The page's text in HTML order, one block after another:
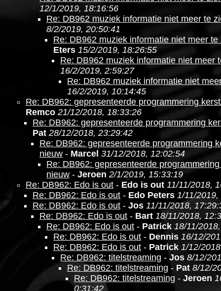
12/1/2019, 18:16:56
Re: DB962 muziek informatie niet meer te
8/2/2019, 20:50:41
Re: DB962 muziek informatie niet meer te
Eters 15/2/2019, 18:26:55
Re: DB962 muziek informatie niet meer
16/2/2019, 2:59:27
Re: DB962 muziek informatie niet
16/2/2019, 10:14:45
Re: DB962: gepresenteerde programmering
Remco 21/12/2018, 18:33:26
Re: DB962: gepresenteerde programmering
Pat 28/12/2018, 23:29:42
Re: DB962: gepresenteerde programmering
nieuw - Marcel 31/12/2018, 12:02:54
Re: DB962: gepresenteerde
nieuw - Jeroen 2/1/2019, 15:33:19
Re: DB962: Edo is out - Edo is out 11/11/2018,
Re: DB962: Edo is out - Edo Peters 1/11/
Re: DB962: Edo is out - Jos 11/11/2018,
Re: DB962: Edo is out - Bart 18/11/2018,
Re: DB962: Edo is out - Patrick 18/11/
Re: DB962: Edo is out - Dennis 16/12/
Re: DB962: Edo is out - Patrick 1/12/
Re: DB962: titelstreaming - Jos 8/12/
Re: DB962: titelstreaming - Pat 8/12/
Re: DB962: titelstreaming - Jeroen
0:31:42